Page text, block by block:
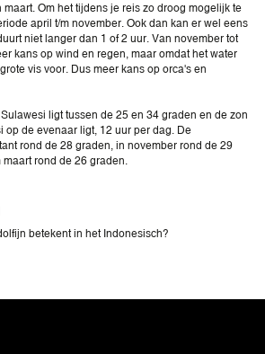
Om het tijdens je reis zo droog mogelijk te
april t/m november. Ook dan kan er wel eens
niet langer dan 1 of 2 uur. Van november tot
kans op wind en regen, maar omdat het water
vis voor. Dus meer kans op orca's en
ligt tussen de 25 en 34 graden en de zon
op de evenaar ligt, 12 uur per dag. De
rond de 28 graden, in november rond de 29
rond de 26 graden.
betekent in het Indonesisch?